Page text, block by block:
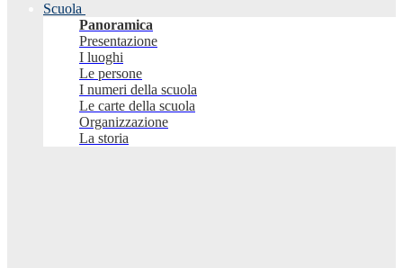
Scuola
Panoramica
Presentazione
I luoghi
Le persone
I numeri della scuola
Le carte della scuola
Organizzazione
La storia